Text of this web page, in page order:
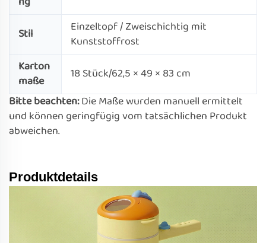
Stil
Einzeltopf / Zweischichtig mit
Kunststoffrost
Karton
maße
18 Stück/62,5 × 49 × 83 cm
Bitte beachten:Die Maße wurden manuell ermittelt
und können geringfügig vom tatsächlichen Produkt
abweichen.
Produktdetails